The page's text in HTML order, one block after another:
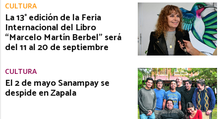
CULTURA
La 13° edición de la Feria
Internacional del Libro
“Marcelo Martín Berbel” será
del 11 al 20 de septiembre
CULTURA
El 2 de mayo Sanampay se
despide en Zapala